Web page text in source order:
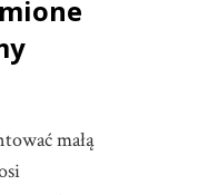
małą